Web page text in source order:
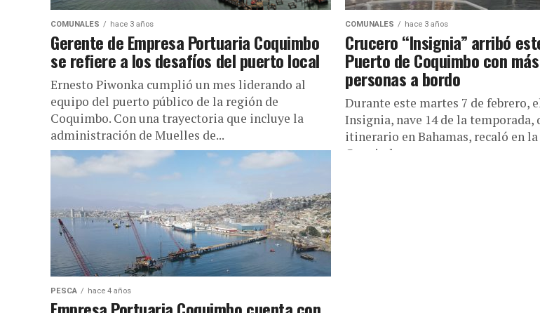
COMUNALES hace 3 años
Gerente de Empresa Portuaria Coquimbo
se refiere a los desafíos del puerto local
Ernesto Piwonka cumplió un mes liderando al
equipo del puerto público de la región de
Coquimbo. Con una trayectoria que incluye la
administración de Muelles de...
COMUNALES hace 3 años
Crucero “Insignia” arribó
Puerto de Coquimbo con
personas a bordo
Durante este martes 7 de febrero,
Insignia, nave 14 de la temporada,
itinerario en Bahamas, recaló en
Coquimbo...
PESCA hace 4 años